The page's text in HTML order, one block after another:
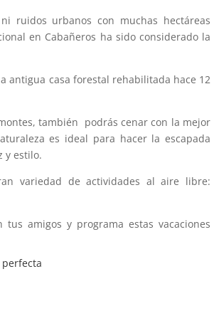
ruidos urbanos con muchas hectáreas
en Cabañeros ha sido considerado la
antigua casa forestal rehabilitada hace 12
también podrás cenar con la mejor
es ideal para hacer la escapada
y estilo.
variedad de actividades al aire libre:
amigos y programa estas vacaciones